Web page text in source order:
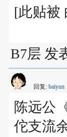
[此贴被
B7层 发
回复: baiyun
陈远公
佗支流